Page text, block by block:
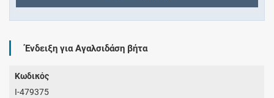
Ένδειξη για Αγαλσιδάση βήτα
Κωδικός
I-479375